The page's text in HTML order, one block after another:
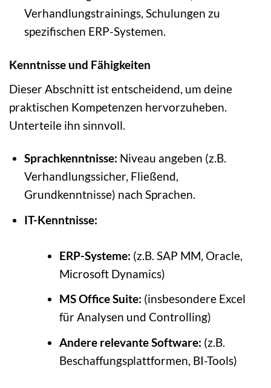
Verhandlungstrainings, Schulungen zu
spezifischen ERP-Systemen.
Kenntnisse und Fähigkeiten
Dieser Abschnitt ist entscheidend, um deine
praktischen Kompetenzen hervorzuheben.
Unterteile ihn sinnvoll.
Sprachkenntnisse: Niveau angeben (z.B.
Verhandlungssicher, Fließend,
Grundkenntnisse) nach Sprachen.
IT-Kenntnisse:
ERP-Systeme: (z.B. SAP MM, Oracle,
Microsoft Dynamics)
MS Office Suite: (insbesondere Excel
für Analysen und Controlling)
Andere relevante Software: (z.B.
Beschaffungsplattformen, BI-Tools)